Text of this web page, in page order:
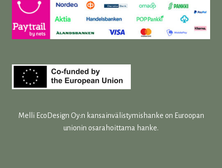
Melli EcoDesign Oy:n kansainvälistymishanke on Euroopan
unionin osarahoittama hanke.